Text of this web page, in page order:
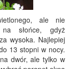
ale nie
na słońce, gdyż
wysoka. Najlepiej
13 stopni w nocy.
dwór, ale tylko w